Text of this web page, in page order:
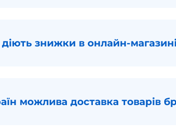
діють знижки в онлайн-
можлива доставка товарів